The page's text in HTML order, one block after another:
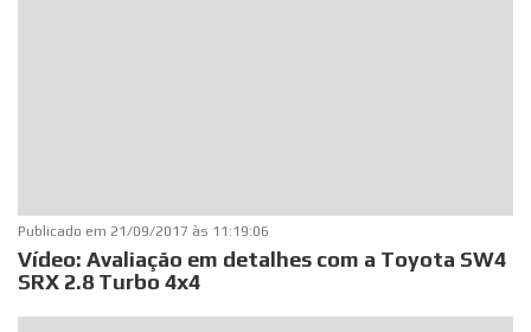
Publicado em 21/09/2017 às 11:19:06
Vídeo: Avaliação em detalhes com a Toyota SW4
SRX 2.8 Turbo 4x4